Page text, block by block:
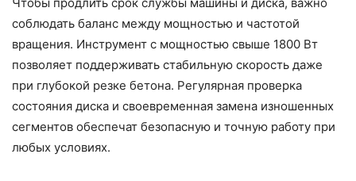
соблюдать баланс между мощностью и частотой
вращения. Инструмент с мощностью свыше 1800 Вт
позволяет поддерживать стабильную скорость даже
при глубокой резке бетона. Регулярная проверка
состояния диска и своевременная замена изношенных
сегментов обеспечат безопасную и точную работу при
любых условиях.